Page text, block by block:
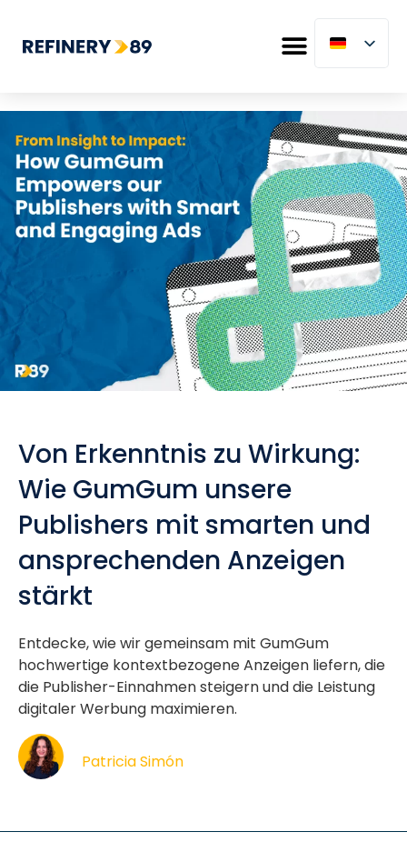
Von Erkenntnis zu Wirkung:
Wie GumGum unsere
Publishers mit smarten und
ansprechenden Anzeigen
stärkt
Entdecke, wie wir gemeinsam mit GumGum
hochwertige kontextbezogene Anzeigen liefern, die
die Publisher-Einnahmen steigern und die Leistung
digitaler Werbung maximieren.
Patricia Simón